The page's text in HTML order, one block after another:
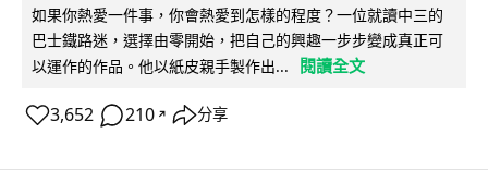
如果你熱愛一件事，你會熱愛到怎樣的程度？一位就讀中三的
巴士鐵路迷，選擇由零開始，把自己的興趣一步步變成真正可
以運作的作品。他以紙皮親手製作出...
閱讀全文
3,652 210 ↗ 分享